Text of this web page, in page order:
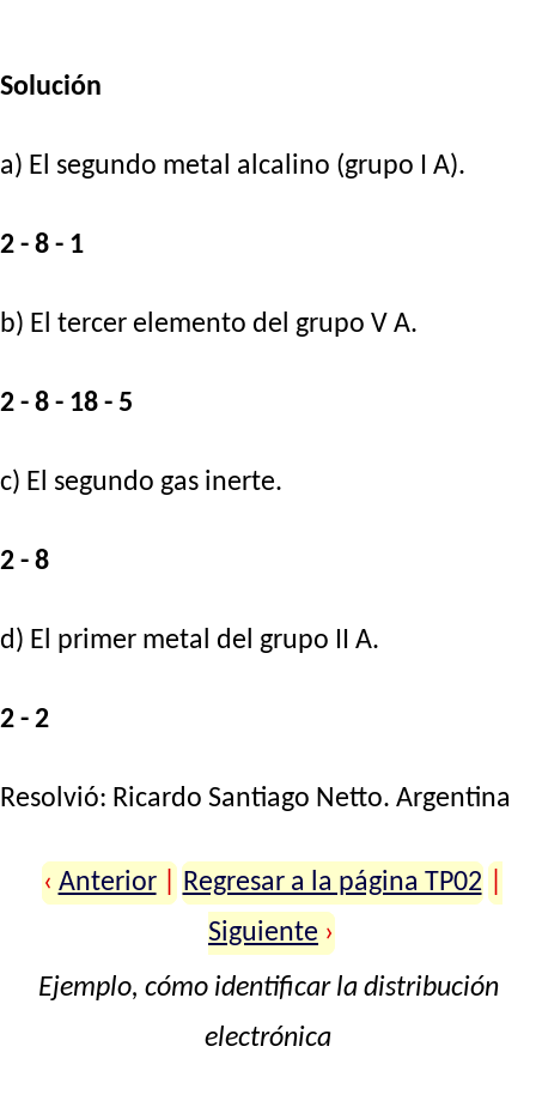
Solución
a) El segundo metal alcalino (grupo I A).
2 - 8 - 1
b) El tercer elemento del grupo V A.
2 - 8 - 18 - 5
c) El segundo gas inerte.
2 - 8
d) El primer metal del grupo II A.
2 - 2
Resolvió: Ricardo Santiago Netto. Argentina
‹ Anterior Regresar a la página TP02
Siguiente ›
Ejemplo, cómo identificar la distribución
electrónica